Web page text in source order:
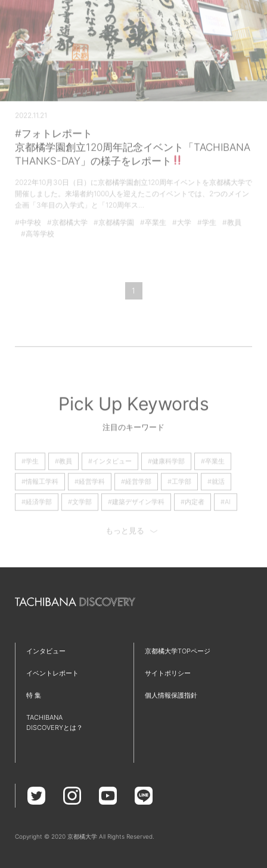
2022.11.21
#フォトレポート
京都橘学園創立120周年記念イベント「TACHIBANA
THANKS-DAY」の様子をレポート
2022年10月30日（日）に京都橘学園創立120周年イベントを京都橘大学で
開催しました。来場者約1000人を迎えたこのイベントでは、2つのメイン
企画「3年目の入学式」と「120周年ス…
#中学校
#京都橘大学 #京都橘学園 #卒業生 #大学 #学生
#教員
#高等学校
1
Pick Up Keywords
注目のキーワード
#学生 #教員 #インタビュー #健康科学部 #卒業生
#情報工学科 #経営学科 #経営学部 #工学部 #就活
#経済学部 #文学部 #建築デザイン学科 #内定者 #AI
#新学部 #仲間 #ラーニングコモンズ
#ワークショップ
#コミュニティ
#診療情報管理士 #学部学科を超えたつながり
#教学理念 #たちばなBasisⅠ・Ⅱ #全学必修科目
もっと見る
インタビュー
イベントレポート
特 集
TACHIBANA
DISCOVERYとは？
京都橘大学TOPページ
サイトポリシー
個人情報保護指針
Copyright © 2020 京都橘大学 All Rights Reserved.